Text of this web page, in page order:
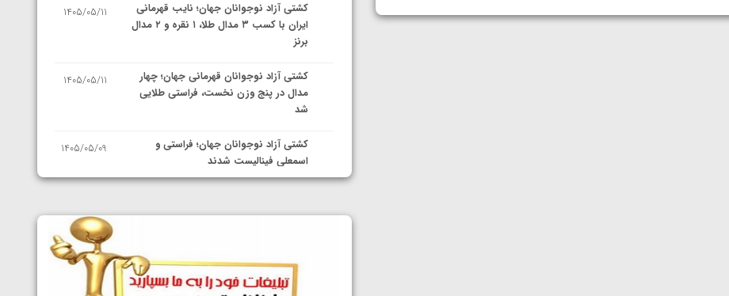
کشتی آزاد نوجوانان جهان؛ نایب قهرمانی
ایران با کسب ۳ مدال طلا، ۱ نقره و ۲ مدال
برنز
1405/05/11
کشتی آزاد نوجوانان قهرمانی جهان؛ چهار
مدال در پنج وزن نخست، فراستی طلایی
شد
1405/05/11
کشتی آزاد نوجوانان جهان؛ فراستی و
اسمعلی فینالیست شدند
1405/05/09
نمایندگان ایران مشخص شدند
سوم برای ایران
1405/05/07